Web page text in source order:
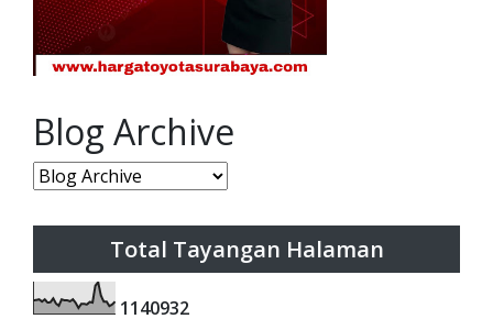
Blog Archive
Total Tayangan Halaman
1140932